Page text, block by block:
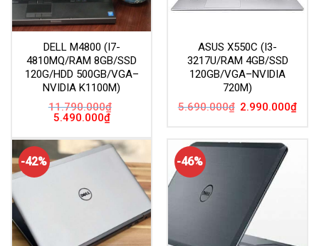
DELL M4800 (I7-
4810MQ/RAM 8GB/SSD
120G/HDD 500GB/VGA–
NVIDIA K1100M)
11.790.000₫
Giá
11.790.000₫.
5.490.000₫Giá
hiện
là:
5.490.000₫.
ASUS X550C (I3-
3217U/RAM 4GB/SSD
120GB/VGA–NVIDIA
720M)
5.690.000₫ Giá
2.990.000₫Giá
-42% -46%